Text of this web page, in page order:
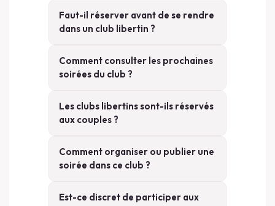
Faut-il réserver avant de se rendre
dans un club libertin ?
Comment consulter les prochaines
soirées du club ?
Les clubs libertins sont-ils réservés
aux couples ?
Comment organiser ou publier une
soirée dans ce club ?
Est-ce discret de participer aux